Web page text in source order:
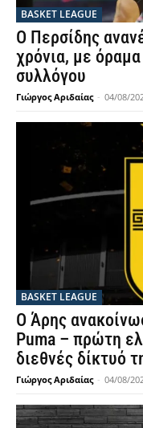
BASKET LEAGUE
Ο Περσίδης
χρόνια, με
συλλόγου
Γιώργος Αριδαίας - 04/08/
BASKET LEAGUE
Ο Άρης
Puma – πρώτη
διεθνές δίκτυό
Γιώργος Αριδαίας - 04/08/